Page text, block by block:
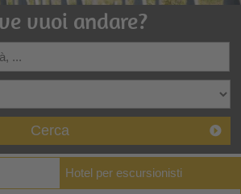
vuoi andare?
Cerca
Hotel per escursionisti